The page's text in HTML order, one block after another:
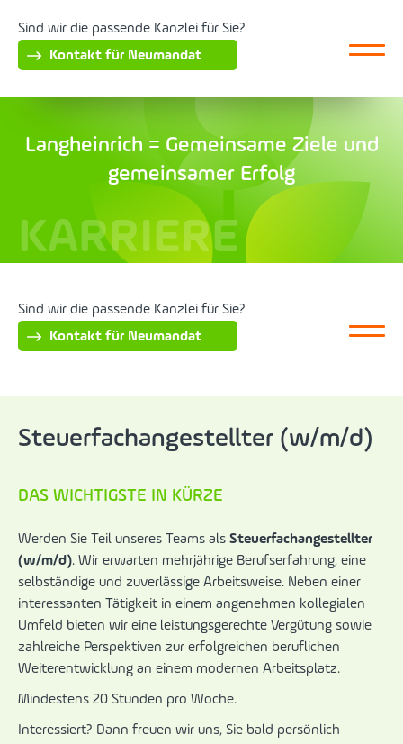
Sind wir die passende Kanzlei für Sie?
Kontakt für Neumandat
Langheinrich = Gemeinsame Ziele und
gemeinsamer Erfolg
KARRIERE
Sind wir die passende Kanzlei für Sie?
Kontakt für Neumandat
Steuerfachangestellter (w/m/d)
DAS WICHTIGSTE IN KÜRZE
Werden Sie Teil unseres Teams als Steuerfachangestellter
(w/m/d). Wir erwarten mehrjährige Berufserfahrung, eine
selbständige und zuverlässige Arbeitsweise. Neben einer
interessanten Tätigkeit in einem angenehmen kollegialen
Umfeld bieten wir eine leistungsgerechte Vergütung sowie
zahlreiche Perspektiven zur erfolgreichen beruflichen
Weiterentwicklung an einem modernen Arbeitsplatz.
Mindestens 20 Stunden pro Woche.
Interessiert? Dann freuen wir uns, Sie bald persönlich